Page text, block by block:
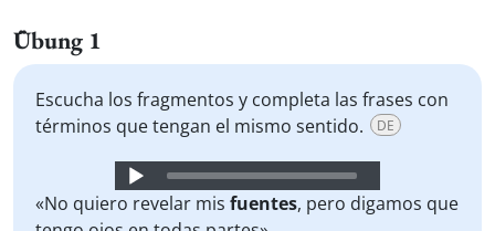
Übung 1
Escucha los fragmentos y completa las frases con
términos que tengan el mismo sentido.
DE
Audio
Player
«No quiero revelar mis fuentes, pero digamos que